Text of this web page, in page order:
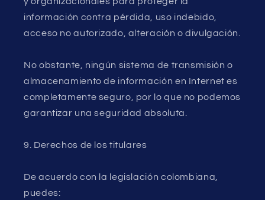
información contra pérdida, uso indebido,
acceso no autorizado, alteración o divulgación.
No obstante, ningún sistema de transmisión o
almacenamiento de información en Internet es
completamente seguro, por lo que no podemos
garantizar una seguridad absoluta.
9. Derechos de los titulares
De acuerdo con la legislación colombiana,
puedes: